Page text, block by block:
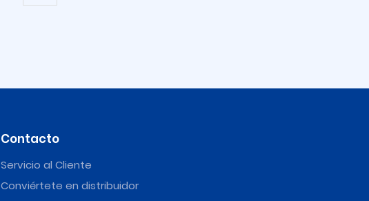
Contacto
Servicio al Cliente
Conviértete en distribuidor